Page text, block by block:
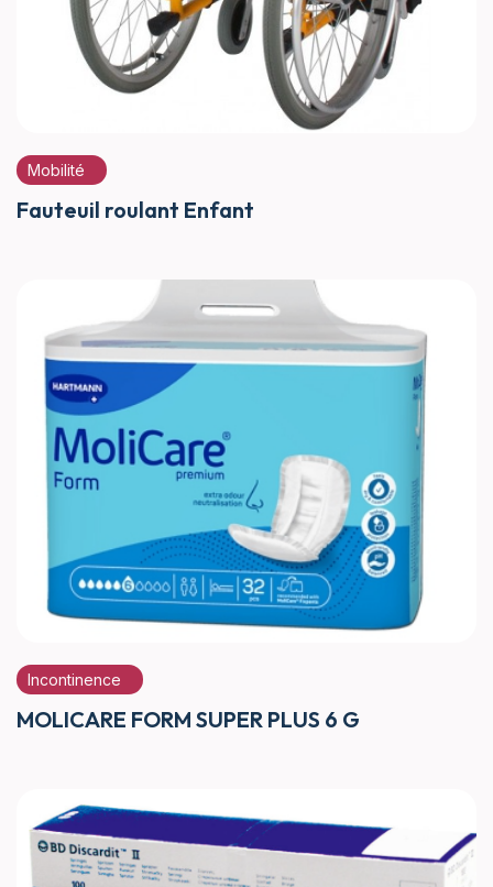
Mobilité
Fauteuil roulant Enfant
Incontinence
MOLICARE FORM SUPER PLUS 6 G